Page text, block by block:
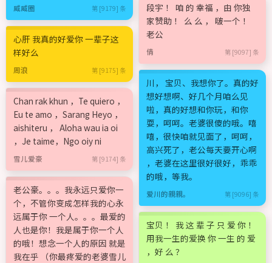
威威圈 第 [9179] 条
心肝 我真的好爱你 一辈子这
样好么
周浪 第 [9175] 条
Chan rak khun ，Te quiero ，
Eu te amo ，Sarang Heyo ，
aishiteru ， Aloha wau ia oi
，Je taime，Ngo oiy ni
雪儿爱豪 第 [9174] 条
老公豪。。。我永远只爱你一
个，不管你变成怎样我的心永
远属于你 一个人。。。最爱的
人也是你！我是属于你一个人
的哦！想念一个人的原因 就是
我在乎 （你最疼爱的老婆雪儿
段宇 ！ 咱 的 幸福 ，由 你独
家赞助 ！ 么 么 ， 啵一个 ！
老公
倩 第 [9097] 条
川， 宝贝、我想你了。真的好
想好想啊、好几个月咱么见
啦，真的好想和你玩，和你
耍，呵呵。老婆很傻的哦。嘻
嘻，很快咱就见面了，呵呵，
高兴死了，老公每天要开心啊
，老婆在这里很好很好，乖乖
的哦，等我。
爱川的親親。 第 [9096] 条
宝贝 ！ 我 这 辈 子 只 爱 你 ！
用我一生的爱换 你 一生 的 爱
，好 么 ？